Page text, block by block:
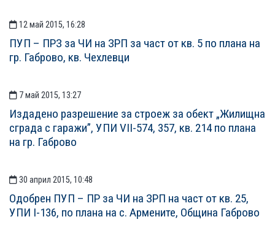
12 май 2015, 16:28
ПУП – ПРЗ за ЧИ на ЗРП за част от кв. 5 по плана на
гр. Габрово, кв. Чехлевци
7 май 2015, 13:27
Издадено разрешение за строеж за обект „Жилищна
сграда с гаражи”, УПИ VІІ-574, 357, кв. 214 по плана
на гр. Габрово
30 април 2015, 10:48
Одобрен ПУП – ПР за ЧИ на ЗРП на част от кв. 25,
УПИ І-136, по плана на с. Армените, Община Габрово